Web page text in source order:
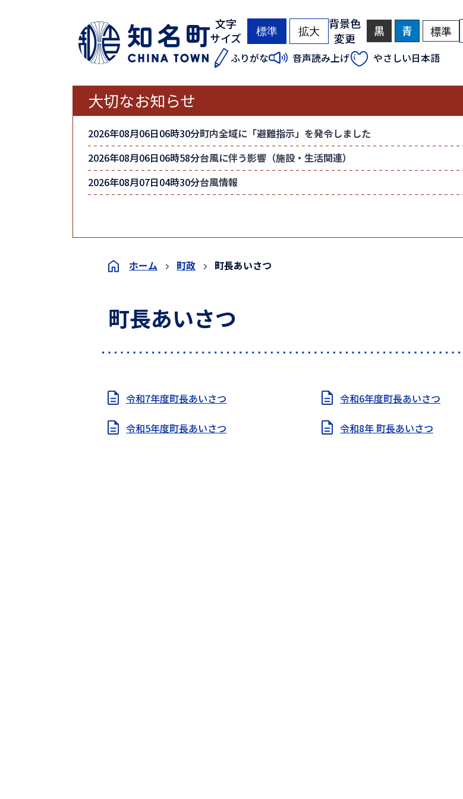
文字
サイズ
標準
（
期
拡大
（
期
背景色
変更
黒
景
色
を
色
る
青
景
色
を
色
る
標準
景
に
ふりがな 音声読み上げ やさしい日本語
大切なお知らせ
2026年08月06日06時30分町内全域に「避難指示」を発令しました
2026年08月06日06時58分台風に伴う影響（施設・生活関連）
2026年08月07日04時30分台風情報
ホーム 町政 町長あいさつ
町長あいさつ
令和7年度町長あいさつ 令和6年度町長あいさつ
令和5年度町長あいさつ 令和8年 町長あいさつ